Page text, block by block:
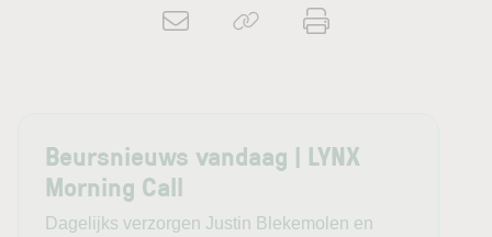
Europa krijgt vrijdag meerdere tegenstrijdige signalen
mee. Donderdag liepen de Europese beurzen eveneens
stijging van 5,8%, terwijl Siemens circa 5,5% verloor.
Voor de Europese handelsdag zal vooral de reactie op het
Beursnieuws vandaag | LYNX
Morning Call
Dagelijks verzorgen Justin Blekemolen en